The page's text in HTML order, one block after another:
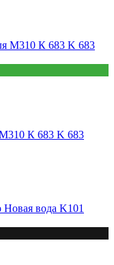
К 683 K 683